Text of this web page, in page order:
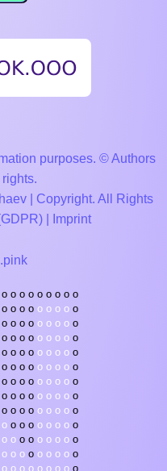
purposes. © Authors
| Copyright. All Rights
| Imprint
o o o o o o o o o
o o o o o o o o o
o o o o o o o o o
o o o o o o o o o
o o o o o o o o o
o o o o o o o o o
o o o o o o o o o
o o o o o o o o o
o o o o o o o o o
o o o o o o o o o
o o o o o o o o o
o o o o o o o o o
o o o o o o o o o